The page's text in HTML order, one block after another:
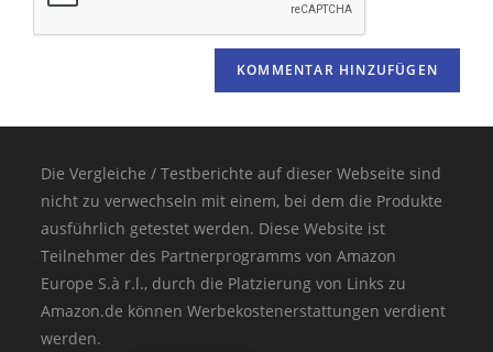
Die Vergleiche / Testberichte auf dieser Webseite sind
nicht zu verwechseln mit einem, bei dem die Produkte
ausführlich getestet werden. Diese Website ist
Teilnehmer des Partnerprogramms von Amazon
Europe S.à r.l., durch die Platzierung von Links zu
Amazon.de können Werbekostenerstattungen verdient
werden.